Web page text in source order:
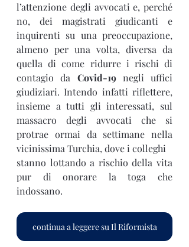
l’attenzione degli avvocati e, perché
no, dei magistrati giudicanti e
inquirenti su una preoccupazione,
almeno per una volta, diversa da
quella di come ridurre i rischi di
contagio da Covid-19 negli uffici
giudiziari. Intendo infatti riflettere,
insieme a tutti gli interessati, sul
massacro degli avvocati che si
protrae ormai da settimane nella
vicinissima Turchia, dove i colleghi
stanno lottando a rischio della vita
pur di onorare la toga che
indossano.
continua a leggere su Il Riformista